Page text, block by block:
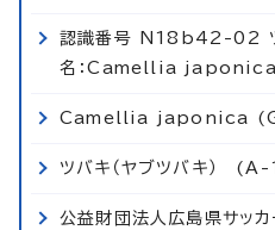
認識番号 N18b42-02
名：Camellia japonica
Camellia japonica
ツバキ（ヤブツバキ）
公益財団法人広島県サッ